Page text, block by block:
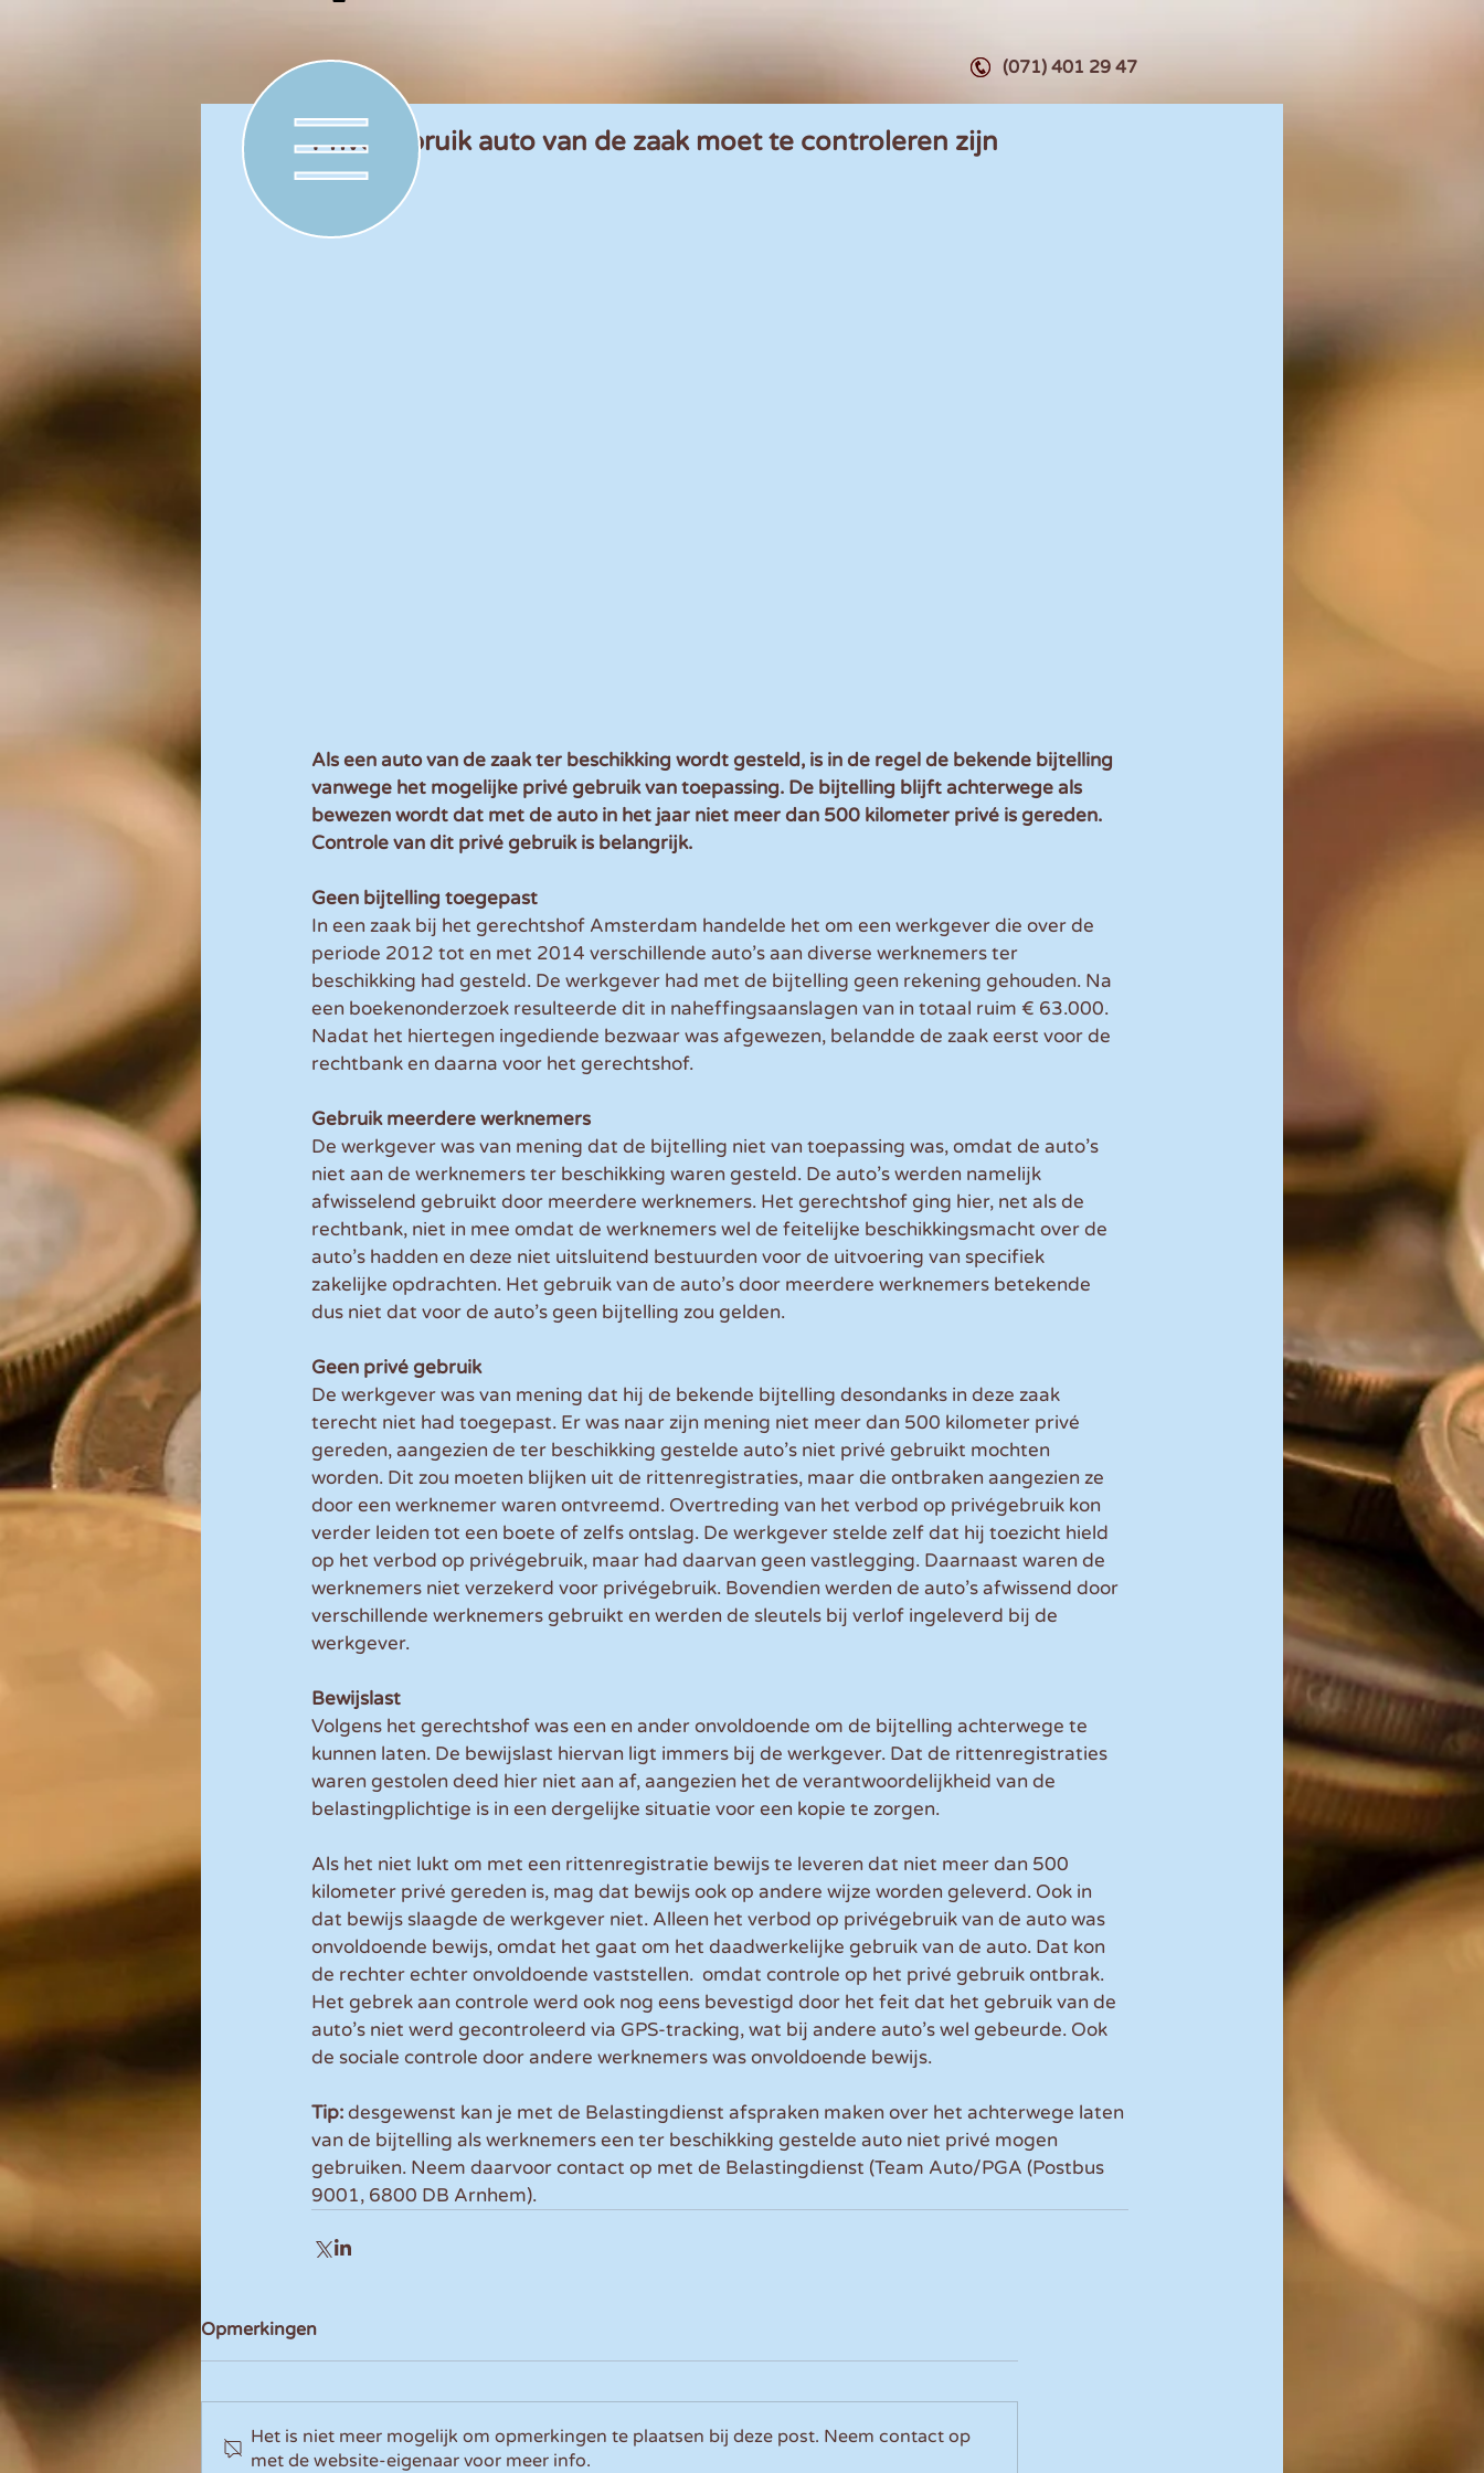
(071) 401 29 47
Privégebruik auto van de zaak moet te controleren zijn
Als een auto van de zaak ter beschikking wordt gesteld, is in de regel de bekende bijtelling
vanwege het mogelijke privé gebruik van toepassing. De bijtelling blijft achterwege als
bewezen wordt dat met de auto in het jaar niet meer dan 500 kilometer privé is gereden.
Controle van dit privé gebruik is belangrijk.
Geen bijtelling toegepast
In een zaak bij het gerechtshof Amsterdam handelde het om een werkgever die over de
periode 2012 tot en met 2014 verschillende auto’s aan diverse werknemers ter
beschikking had gesteld. De werkgever had met de bijtelling geen rekening gehouden. Na
een boekenonderzoek resulteerde dit in naheffingsaanslagen van in totaal ruim € 63.000.
Nadat het hiertegen ingediende bezwaar was afgewezen, belandde de zaak eerst voor de
rechtbank en daarna voor het gerechtshof.
Gebruik meerdere werknemers
De werkgever was van mening dat de bijtelling niet van toepassing was, omdat de auto’s
niet aan de werknemers ter beschikking waren gesteld. De auto’s werden namelijk
afwisselend gebruikt door meerdere werknemers. Het gerechtshof ging hier, net als de
rechtbank, niet in mee omdat de werknemers wel de feitelijke beschikkingsmacht over de
auto’s hadden en deze niet uitsluitend bestuurden voor de uitvoering van specifiek
zakelijke opdrachten. Het gebruik van de auto’s door meerdere werknemers betekende
dus niet dat voor de auto’s geen bijtelling zou gelden.
Geen privé gebruik
De werkgever was van mening dat hij de bekende bijtelling desondanks in deze zaak
terecht niet had toegepast. Er was naar zijn mening niet meer dan 500 kilometer privé
gereden, aangezien de ter beschikking gestelde auto’s niet privé gebruikt mochten
worden. Dit zou moeten blijken uit de rittenregistraties, maar die ontbraken aangezien ze
door een werknemer waren ontvreemd. Overtreding van het verbod op privégebruik kon
verder leiden tot een boete of zelfs ontslag. De werkgever stelde zelf dat hij toezicht hield
op het verbod op privégebruik, maar had daarvan geen vastlegging. Daarnaast waren de
werknemers niet verzekerd voor privégebruik. Bovendien werden de auto’s afwissend door
verschillende werknemers gebruikt en werden de sleutels bij verlof ingeleverd bij de
werkgever.
Bewijslast
Volgens het gerechtshof was een en ander onvoldoende om de bijtelling achterwege te
kunnen laten. De bewijslast hiervan ligt immers bij de werkgever. Dat de rittenregistraties
waren gestolen deed hier niet aan af, aangezien het de verantwoordelijkheid van de
belastingplichtige is in een dergelijke situatie voor een kopie te zorgen.
Als het niet lukt om met een rittenregistratie bewijs te leveren dat niet meer dan 500
kilometer privé gereden is, mag dat bewijs ook op andere wijze worden geleverd. Ook in
dat bewijs slaagde de werkgever niet. Alleen het verbod op privégebruik van de auto was
onvoldoende bewijs, omdat het gaat om het daadwerkelijke gebruik van de auto. Dat kon
de rechter echter onvoldoende vaststellen.  omdat controle op het privé gebruik ontbrak.
Het gebrek aan controle werd ook nog eens bevestigd door het feit dat het gebruik van de
auto’s niet werd gecontroleerd via GPS-tracking, wat bij andere auto’s wel gebeurde. Ook
de sociale controle door andere werknemers was onvoldoende bewijs.
Tip: desgewenst kan je met de Belastingdienst afspraken maken over het achterwege laten
van de bijtelling als werknemers een ter beschikking gestelde auto niet privé mogen
gebruiken. Neem daarvoor contact op met de Belastingdienst (Team Auto/PGA (Postbus
9001, 6800 DB Arnhem).
Opmerkingen
Het is niet meer mogelijk om opmerkingen te plaatsen bij deze post. Neem contact op
met de website-eigenaar voor meer info.